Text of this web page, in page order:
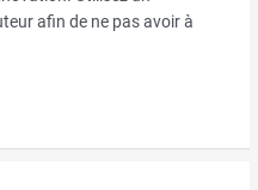
afin de ne pas avoir à